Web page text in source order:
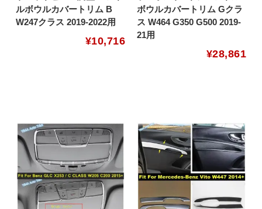
ルボウルカバートリム B
W247クラス 2019-2022用
¥10,716
ボウルカバートリム Gクラ
ス W464 G350 G500 2019-
21用
¥28,861